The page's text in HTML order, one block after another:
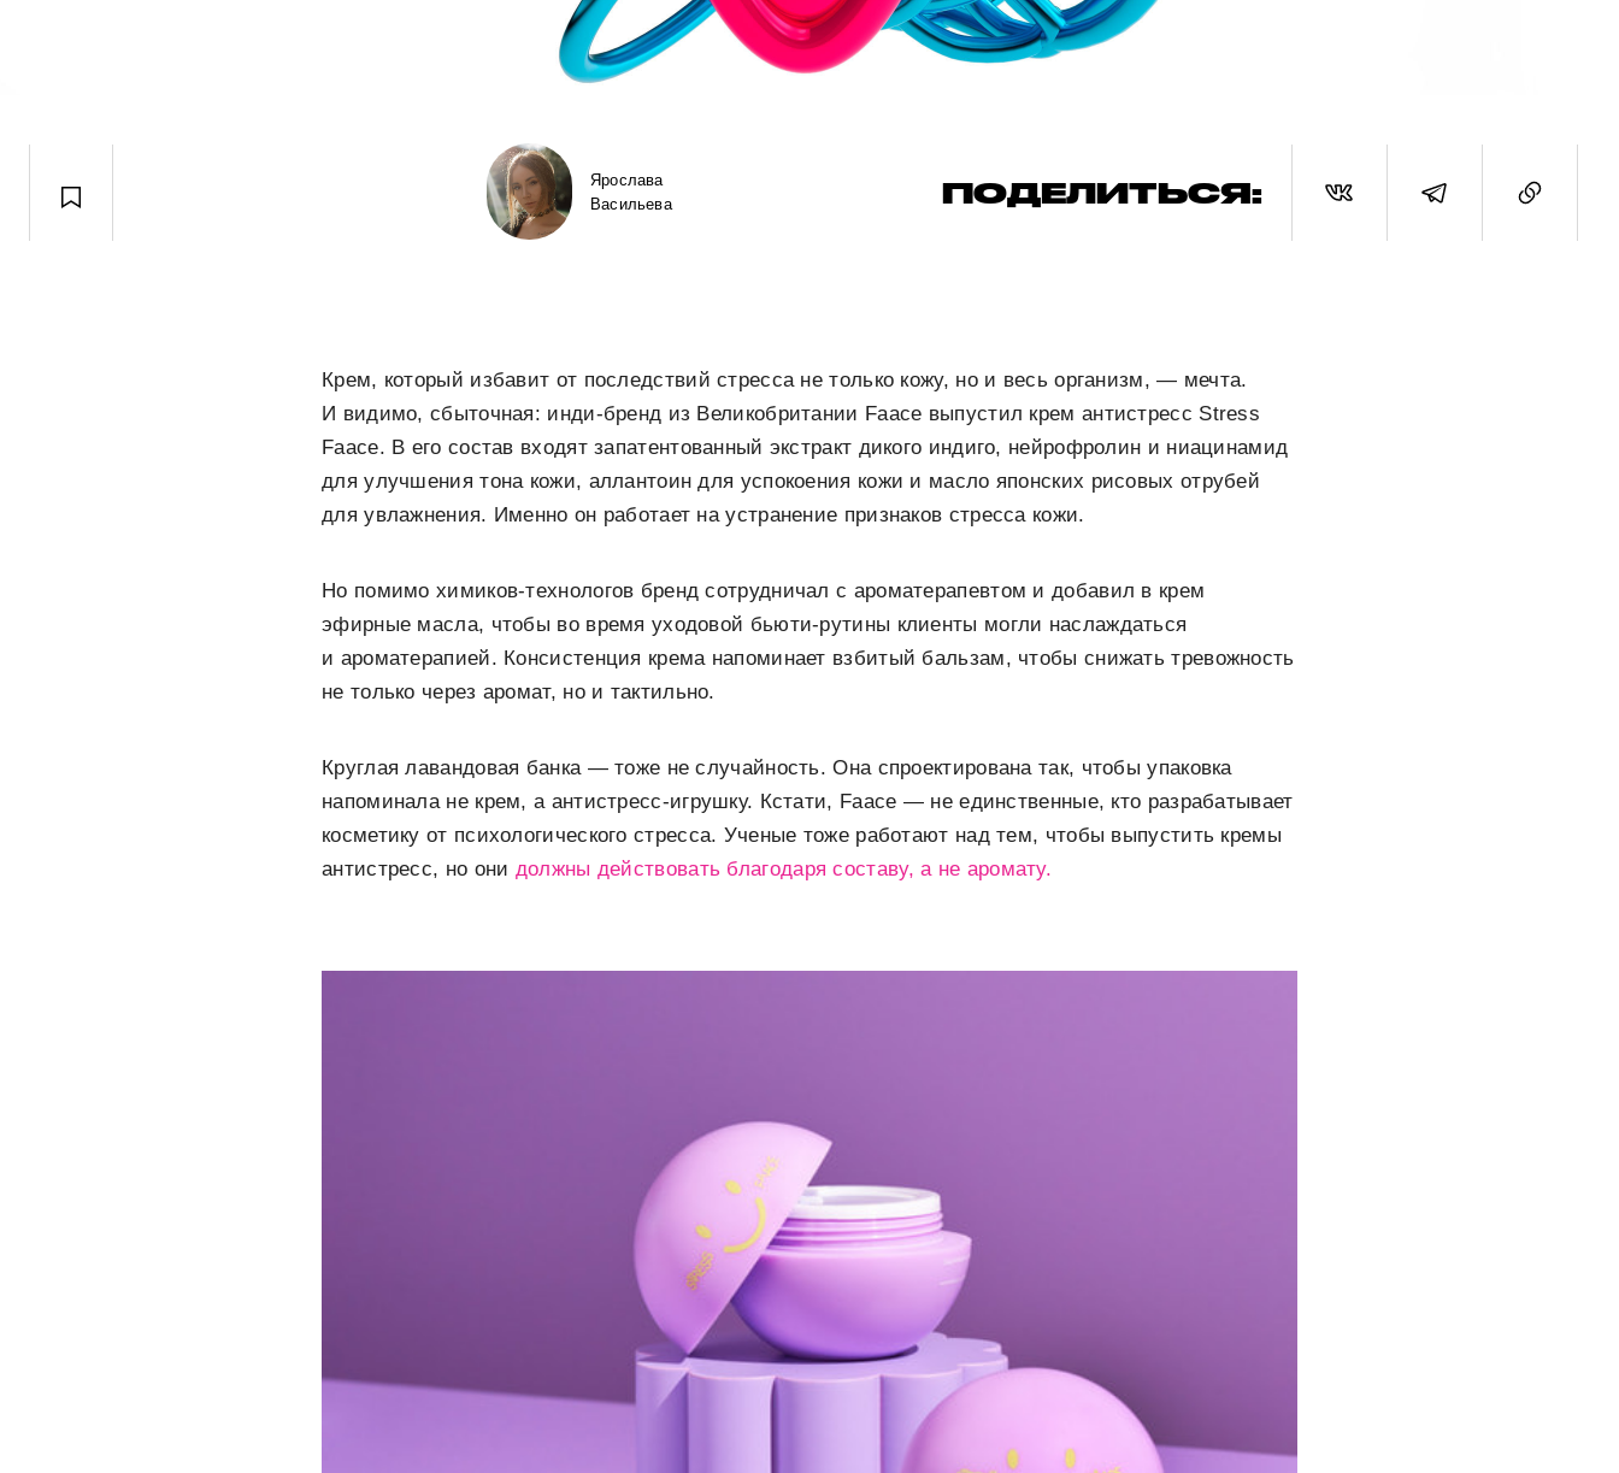
Ярослава
Васильева
ПОДЕЛИТЬСЯ:
Крем, который избавит от последствий стресса не только кожу, но и весь организм, — мечта.
И видимо, сбыточная: инди-бренд из Великобритании Faace выпустил крем антистресс Stress
Faace. В его состав входят запатентованный экстракт дикого индиго, нейрофролин и ниацинамид
для улучшения тона кожи, аллантоин для успокоения кожи и масло японских рисовых отрубей
для увлажнения. Именно он работает на устранение признаков стресса кожи.
Но помимо химиков-технологов бренд сотрудничал с ароматерапевтом и добавил в крем
эфирные масла, чтобы во время уходовой бьюти-рутины клиенты могли наслаждаться
и ароматерапией. Консистенция крема напоминает взбитый бальзам, чтобы снижать тревожность
не только через аромат, но и тактильно.
Круглая лавандовая банка — тоже не случайность. Она спроектирована так, чтобы упаковка
напоминала не крем, а антистресс-игрушку. Кстати, Faace — не единственные, кто разрабатывает
косметику от психологического стресса. Ученые тоже работают над тем, чтобы выпустить кремы
антистресс, но они должны действовать благодаря составу, а не аромату.